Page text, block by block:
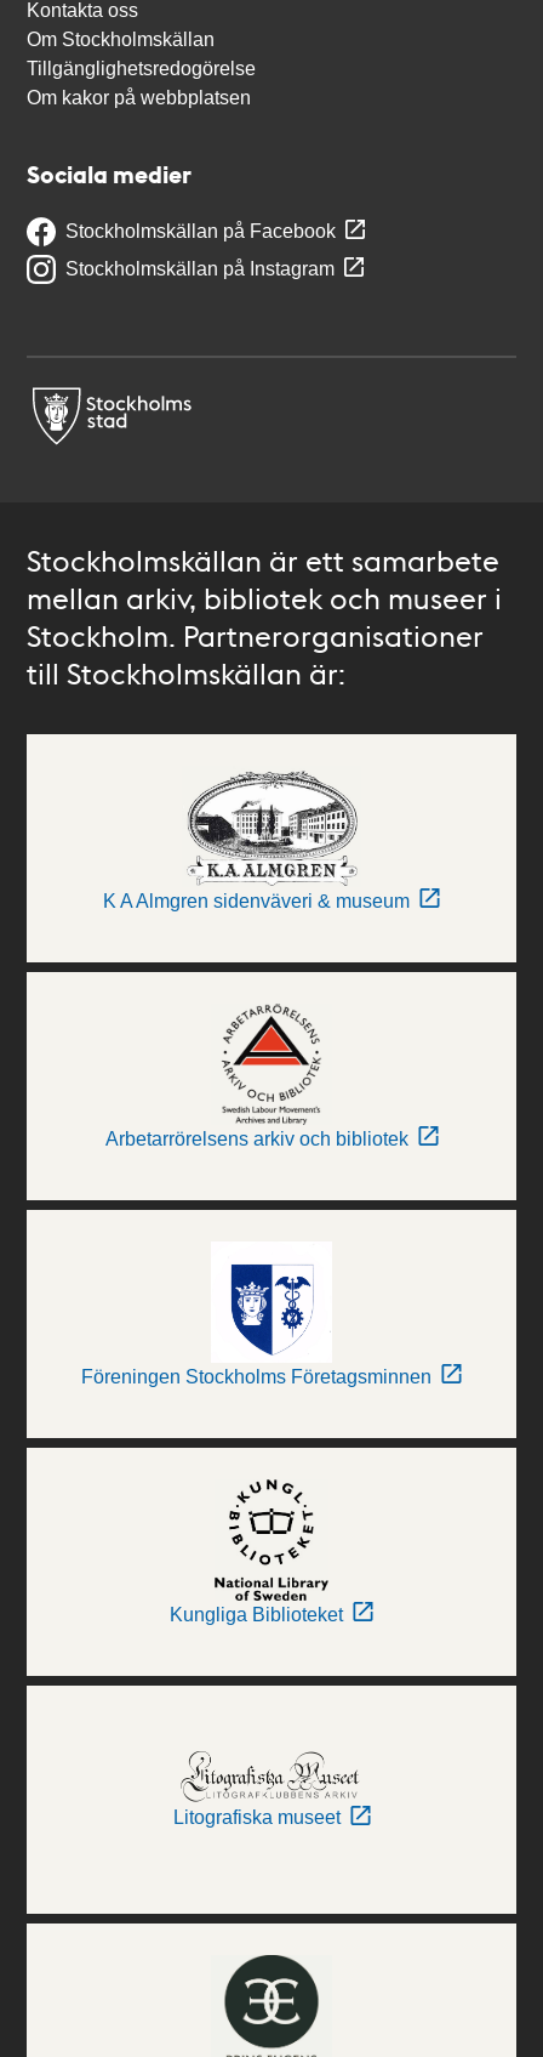
Kontakta oss
Om Stockholmskällan
Tillgänglighetsredogörelse
Om kakor på webbplatsen
Sociala medier
Stockholmskällan på Facebook
Stockholmskällan på Instagram
Stockholmskällan är ett samarbete
mellan arkiv, bibliotek och museer i
Stockholm. Partnerorganisationer
till Stockholmskällan är:
K A Almgren sidenväveri & museum
Arbetarrörelsens arkiv och bibliotek
Föreningen Stockholms Företagsminnen
Kungliga Biblioteket
Litografiska museet